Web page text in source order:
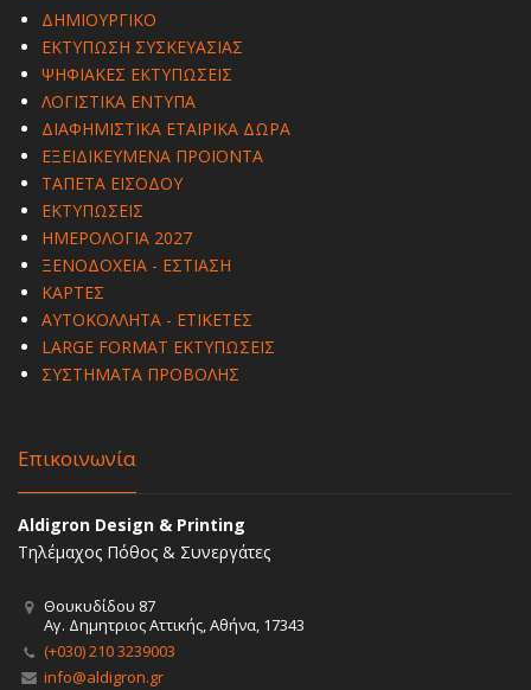
ΔΗΜΙΟΥΡΓΙΚΟ
ΕΚΤΥΠΩΣΗ ΣΥΣΚΕΥΑΣΙΑΣ
ΨΗΦΙΑΚΕΣ ΕΚΤΥΠΩΣΕΙΣ
ΛΟΓΙΣΤΙΚΑ ΕΝΤΥΠΑ
ΔΙΑΦΗΜΙΣΤΙΚΑ ΕΤΑΙΡΙΚΑ ΔΩΡΑ
ΕΞΕΙΔΙΚΕΥΜΕΝΑ ΠΡΟΪΟΝΤΑ
ΤΑΠΕΤΑ ΕΙΣΟΔΟΥ
ΕΚΤΥΠΩΣΕΙΣ
ΗΜΕΡΟΛΟΓΙΑ 2027
ΞΕΝΟΔΟΧΕΙΑ - ΕΣΤΙΑΣΗ
ΚΑΡΤΕΣ
ΑΥΤΟΚΟΛΛΗΤΑ - ΕΤΙΚΕΤΕΣ
LARGE FORMAT ΕΚΤΥΠΩΣΕΙΣ
ΣΥΣΤΗΜΑΤΑ ΠΡΟΒΟΛΗΣ
Επικοινωνία
Aldigron Design & Printing
Τηλέμαχος Πόθος & Συνεργάτες
Θουκυδίδου 87
Αγ. Δημητριος Αττικής, Αθήνα, 17343
(+030) 210 3239003
info@aldigron.gr